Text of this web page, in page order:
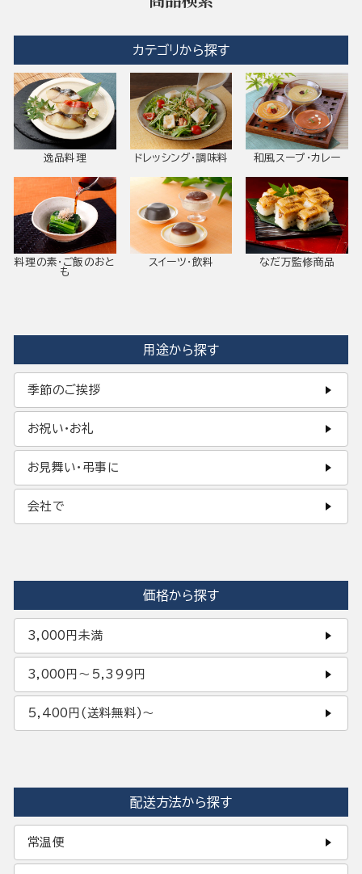
カテゴリから探す
逸品料理 ドレッシング・調味料 和風スープ・カレー
料理の素・ご飯のおと
も
スイーツ・飲料 なだ万監修商品
用途から探す
季節のご挨拶
お祝い・お礼
お見舞い・弔事に
会社で
価格から探す
3,000円未満
3,000円〜5,399円
5,400円(送料無料)〜
配送方法から探す
常温便